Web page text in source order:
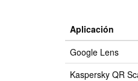
Aplicación
Google Lens
Kaspersky QR